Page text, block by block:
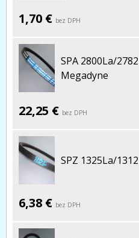
1,70 € bez DPH
SPA 2800La/
Megadyne
22,25 € bez DPH
SPZ 1325La/
6,38 € bez DPH